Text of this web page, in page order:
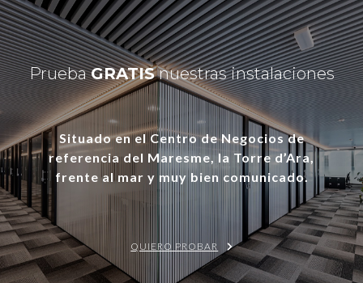
PruebaGRATISnuestras instalaciones
Situado en el Centro de Negociosde
referencia del Maresme, la Torre d’Ara,
frente al mar y muy bien comunicado.
QUIERO PROBAR